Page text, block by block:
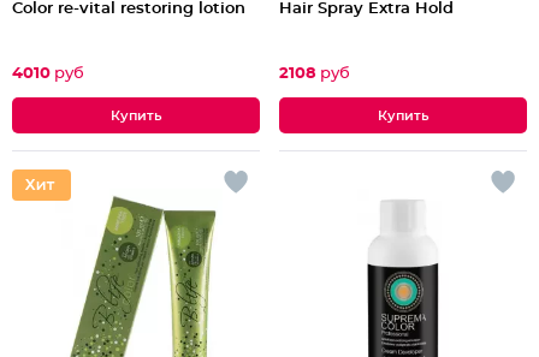
Color re-vital restoring lotion
4010 руб
Hair Spray Extrа Hold
2108 руб